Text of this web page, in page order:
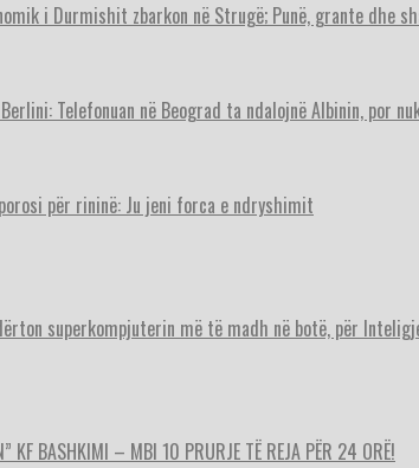
i Durmishit zbarkon në Strugë; Punë, grante dhe
Telefonuan në Beograd ta ndalojnë Albinin, por
për rininë: Ju jeni forca e ndryshimit
superkompjuterin më të madh në botë, për
KF BASHKIMI – MBI 10 PRURJE TË REJA PËR 24 ORË!